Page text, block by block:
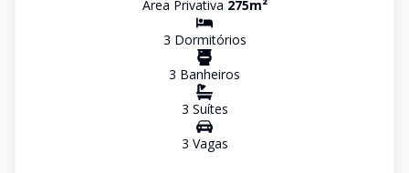
Área Privativa 275m²
3 Dormitórios
3 Banheiros
3 Suítes
3 Vagas